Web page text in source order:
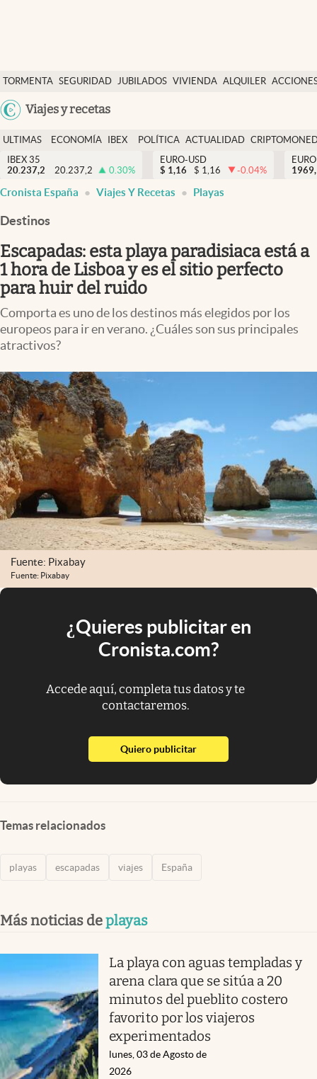
TORMENTA SEGURIDAD JUBILADOS VIVIENDA ALQUILER
Viajes y recetas
Economía y finanzas
Política
Actualidad
Criptomonedas
España
ULTIMAS
NOTICIAS
ECONOMÍA
FINANZAS
IBEX
EURO
POLÍTICA ACTUALIDAD
IBEX 35
20.237,2
20.237,2 0.30%
EURO-USD
$ 1,16 $ 1,16 -0.04%
Cronista España Viajes Y Recetas Playas
Destinos
Escapadas: esta playa paradisiaca está a
1 hora de Lisboa y es el sitio perfecto
para huir del ruido
Comporta es uno de los destinos más elegidos por los
europeos para ir en verano. ¿Cuáles son sus principales
atractivos?
Fuente: Pixabay
Fuente: Pixabay
¿Quieres publicitar en
Cronista.com?
Accede aquí, completa tus datos y te
contactaremos.
Quiero publicitarabre en nueva pestaña
Temas relacionados
playas escapadas viajes España
Más noticias deplayas
La playa con aguas templadas y
arena clara que se sitúa a 20
minutos del pueblito costero
favorito por los viajeros
experimentados
lunes, 03 de Agosto de
2026